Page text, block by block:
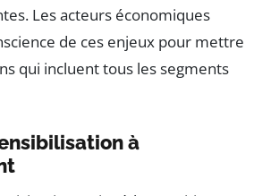
Les acteurs économiques
de ces enjeux pour mettre
qui incluent tous les segments
à